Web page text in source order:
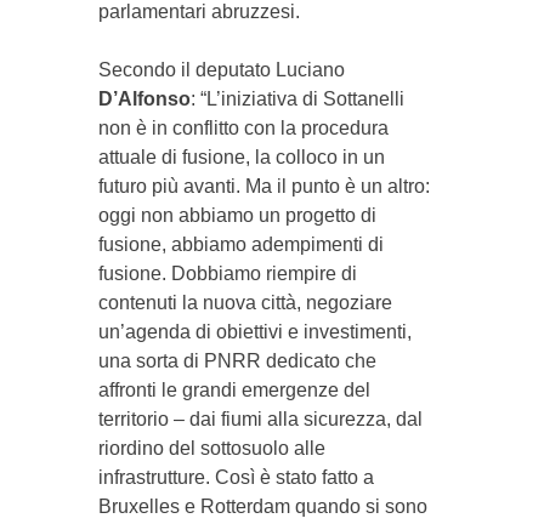
parlamentari abruzzesi.
Secondo il deputato Luciano
D’Alfonso: “L’iniziativa di Sottanelli
non è in conflitto con la procedura
attuale di fusione, la colloco in un
futuro più avanti. Ma il punto è un altro:
oggi non abbiamo un progetto di
fusione, abbiamo adempimenti di
fusione. Dobbiamo riempire di
contenuti la nuova città, negoziare
un’agenda di obiettivi e investimenti,
una sorta di PNRR dedicato che
affronti le grandi emergenze del
territorio – dai fiumi alla sicurezza, dal
riordino del sottosuolo alle
infrastrutture. Così è stato fatto a
Bruxelles e Rotterdam quando si sono